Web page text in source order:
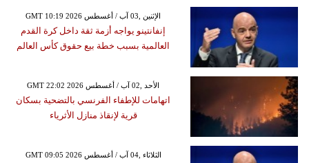
GMT 10:19 2026 الإثنين ,03 آب / أغسطس
إنفانتينو يواجه أزمة ثقة داخل كرة القدم
العالمية بسبب خطة بيع حقوق كأس العالم
GMT 22:02 2026 الأحد ,02 آب / أغسطس
اتهامات للإطفاء الفرنسي بالتضحية بسكان
قرية لإنقاذ منازل الأثرياء
GMT 09:05 2026 الثلاثاء ,04 آب / أغسطس